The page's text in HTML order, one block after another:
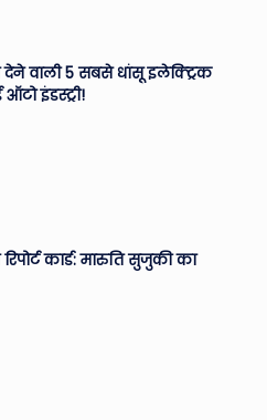
वाली 5 सबसे धांसू इलेक्ट्रिक
ऑटो इंडस्ट्री!
कार्ड: मारुति सुजुकी का